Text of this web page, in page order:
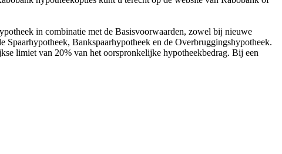
in combinatie met de Basisvoorwaarden, zowel bij nieuwe
Spaarhypotheek, Bankspaarhypotheek en de Overbruggingshypotheek.
limiet van 20% van het oorspronkelijke hypotheekbedrag. Bij een